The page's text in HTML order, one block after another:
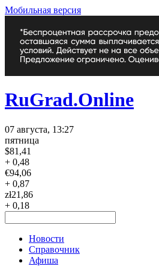
Мобильная версия
RuGrad.Online
07 августа, 13:27
пятница
$81,41
+ 0,48
€94,06
+ 0,87
zł21,86
+ 0,18
Новости
Справочник
Афиша